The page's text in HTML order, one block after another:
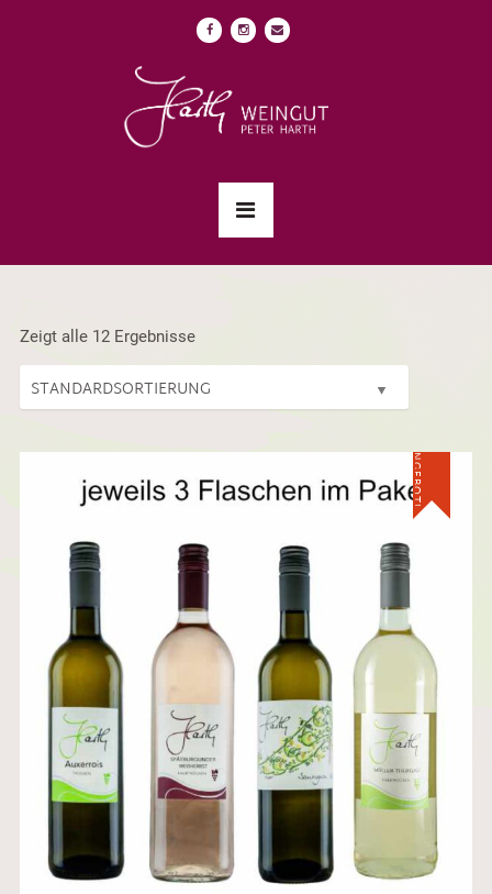
Zeigt alle 12 Ergebnisse
ANGEBOT!